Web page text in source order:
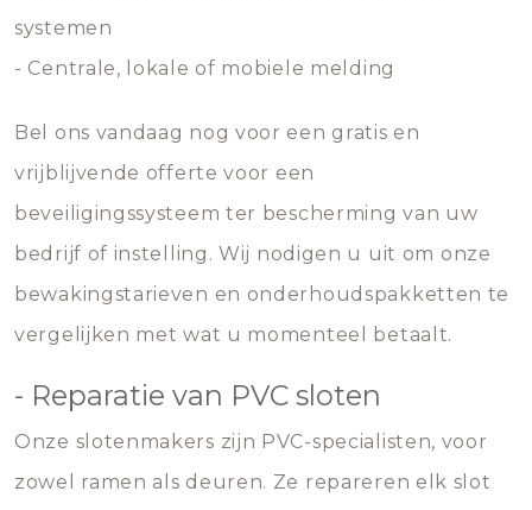
systemen
- Centrale, lokale of mobiele melding
Bel ons vandaag nog voor een gratis en
vrijblijvende offerte voor een
beveiligingssysteem ter bescherming van uw
bedrijf of instelling. Wij nodigen u uit om onze
bewakingstarieven en onderhoudspakketten te
vergelijken met wat u momenteel betaalt.
- Reparatie van PVC sloten
Onze slotenmakers zijn PVC-specialisten, voor
zowel ramen als deuren. Ze repareren elk slot